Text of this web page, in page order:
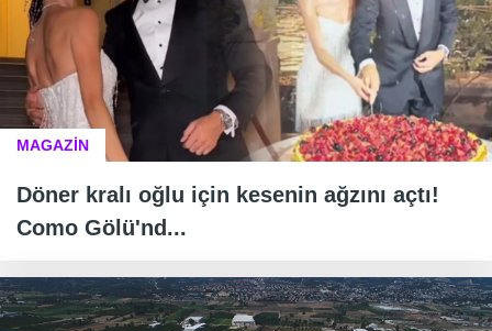
MAGAZİN
Döner kralı oğlu için kesenin ağzını açtı!
Como Gölü'nd...